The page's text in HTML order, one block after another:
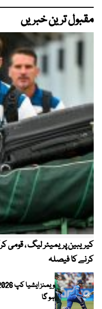
مقبول ترین خبریں
کرنے کا فیصلہ
ہو گا